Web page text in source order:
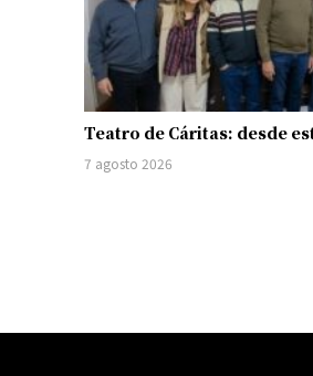
Teatro de Cáritas: desde
7 agosto 2026